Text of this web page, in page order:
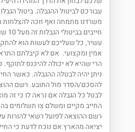
עבורכם לביטול ההגבלה. ביטול
משרדנו מתמחה ואף זוכה להצלחות
עשיר, כל שעליכם לעשות הוא
אמין ומקצועי. אם לא קיבלתם
הרי שהיא לא יכולה להיכנס
ניתן יהיה לבטלה ההגבלה. כאשר
להסכם/הסדר מול התובע. רשם
לבטל כל הגבלה אם נראה לו כי זה
החייב מקיים ומשלם צו תשלומים
רשם ההוצאה לפועל רשאי להורות
יציאה מהארץ אם נוכח לדעת כי